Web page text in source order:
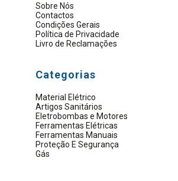
Sobre Nós
Contactos
Condições Gerais
Política de Privacidade
Livro de Reclamações
Categorias
Material Elétrico
Artigos Sanitários
Eletrobombas e Motores
Ferramentas Elétricas
Ferramentas Manuais
Proteção E Segurança
Gás